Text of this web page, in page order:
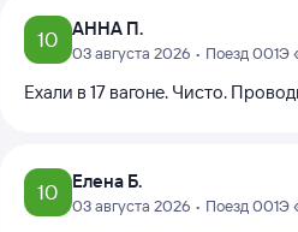
10 АННА П.
03 августа 2026 • Поезд 001Э
Ехали в 17 вагоне. Чисто.
10 Елена Б.
03 августа 2026 • Поезд 001Э